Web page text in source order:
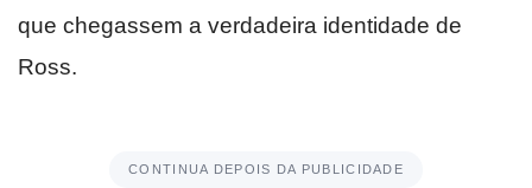
que chegassem a verdadeira identidade de
Ross.
CONTINUA DEPOIS DA PUBLICIDADE